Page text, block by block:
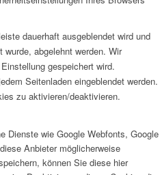
dauerhaft ausgeblendet wird und
abgelehnt werden. Wir
gespeichert wird.
Seitenladen eingeblendet werden.
zu aktivieren/deaktivieren.
Dienste wie Google Webfonts, Google
Anbieter möglicherweise
können Sie diese hier